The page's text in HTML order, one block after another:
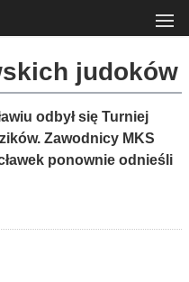
judoków
odbył się Turniej
Zawodnicy MKS
ponownie odnieśli